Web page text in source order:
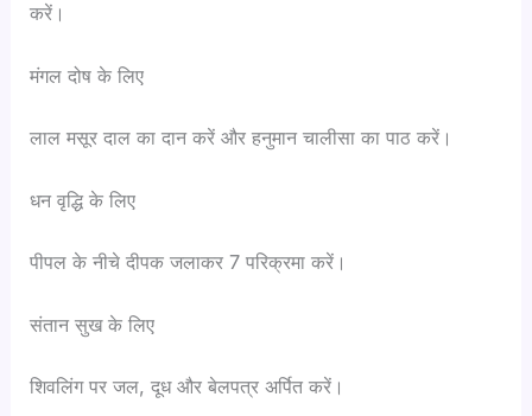
करें।
मंगल दोष के लिए
लाल मसूर दाल का दान करें और हनुमान चालीसा का पाठ करें।
धन वृद्धि के लिए
पीपल के नीचे दीपक जलाकर 7 परिक्रमा करें।
संतान सुख के लिए
शिवलिंग पर जल, दूध और बेलपत्र अर्पित करें।